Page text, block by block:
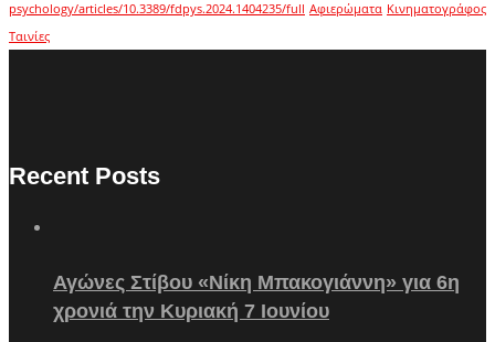
psychology/articles/10.3389/fdpys.2024.1404235/full Αφιερώματα Κινηματογράφος
Ταινίες
Recent Posts
Αγώνες Στίβου «Νίκη Μπακογιάννη» για 6η
χρονιά την Κυριακή 7 Ιουνίου